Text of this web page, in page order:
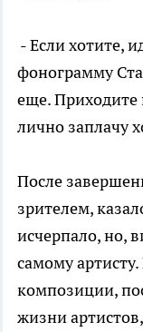
- Если хотите,
фонограмму
еще. Приходите
лично заплачу
После
зрителем,
исчерпало, но,
самому
композиции,
жизни